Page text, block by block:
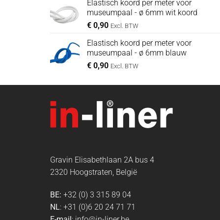
Elastisch koord per meter voor
museumpaal - ø 6mm wit koord
€ 0,90 Excl. BTW
Elastisch koord per meter voor
museumpaal - ø 6mm blauw
€ 0,90 Excl. BTW
Gravin Elisabethlaan 2A bus 4
2320 Hoogstraten, België
BE: +32 (0) 3 315 89 04
NL: +31 (0)6 20 24 71 71